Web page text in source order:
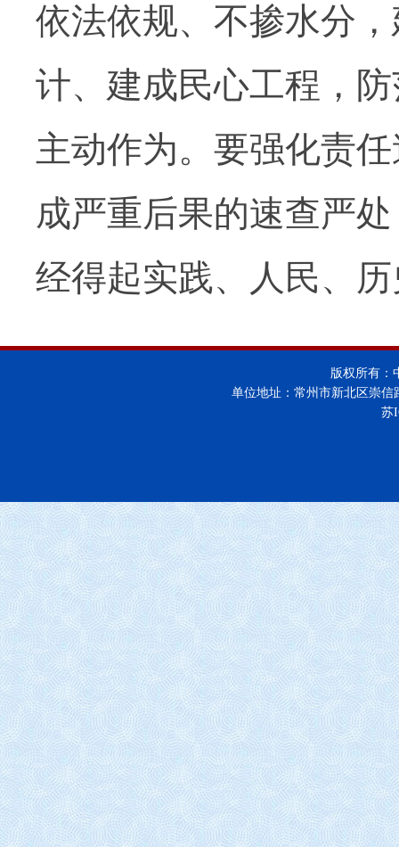
依法依规、不掺水分
计、建成民心工程，
主动作为。要强化责
成严重后果的速查严
经得起实践、人民、
版权所有：
单位地址：常州市新北区崇
苏